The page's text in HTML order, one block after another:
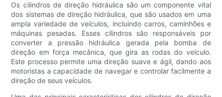
Os cilindros de direção hidráulica são um componente vital
dos sistemas de direção hidráulica, que são usados ​​em uma
ampla variedade de veículos, incluindo carros, caminhões e
máquinas pesadas. Esses cilindros são responsáveis ​​por
converter a pressão hidráulica gerada pela bomba de
direção em força mecânica, que gira as rodas do veículo.
Este processo permite uma direção suave e ágil, dando aos
motoristas a capacidade de navegar e controlar facilmente a
direção de seus veículos.